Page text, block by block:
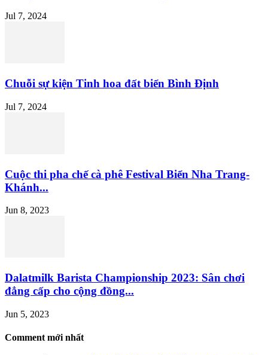
Jul 7, 2024
Chuỗi sự kiện Tinh hoa đất biển Bình Định
Jul 7, 2024
Cuộc thi pha chế cà phê Festival Biển Nha Trang-
Khánh...
Jun 8, 2023
Dalatmilk Barista Championship 2023: Sân chơi
đẳng cấp cho cộng đồng...
Jun 5, 2023
Comment mới nhất